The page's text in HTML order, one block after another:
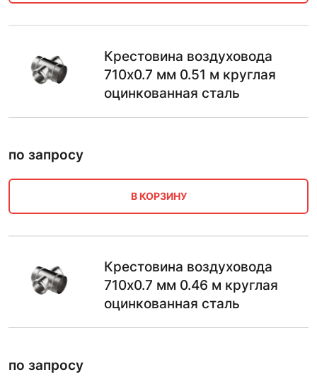
Крестовина воздуховода
710х0.7 мм 0.51 м круглая
оцинкованная сталь
по запросу
В КОРЗИНУ
Крестовина воздуховода
710х0.7 мм 0.46 м круглая
оцинкованная сталь
по запросу